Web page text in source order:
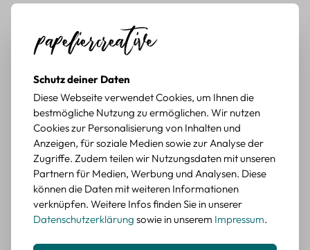
Durchschnittliche Bewertung von 5 von 5 Sternen
Erika G.diesen Monat
Tolle Motive, Briefmarken gehen zu vielen Projekten,
würde sie wieder kaufen.
BEWERTETER ARTIKEL
Retro Briefmarken Sticker Set – 45 Papier-
Sticker mit Wald- und Tiermotiven
Durchschnittliche Bewertung von 5 von 5 Sternen
Erika G.diesen Monat Verifizierter Kauf
Schöne Motive
Die Sticker passen gut zu meinen Büchern, würde sie
Schutz deiner Daten
Diese Webseite verwendet Cookies, um Ihnen die
bestmögliche Nutzung zu ermöglichen. Wir nutzen
Cookies zur Personalisierung von Inhalten und
Anzeigen, für soziale Medien sowie zur Analyse der
Zugriffe. Zudem teilen wir Nutzungsdaten mit unseren
Partnern für Medien, Werbung und Analysen. Diese
können die Daten mit weiteren Informationen
verknüpfen. Weitere Infos finden Sie in unserer
Datenschutzerklärung sowie in unserem Impressum.